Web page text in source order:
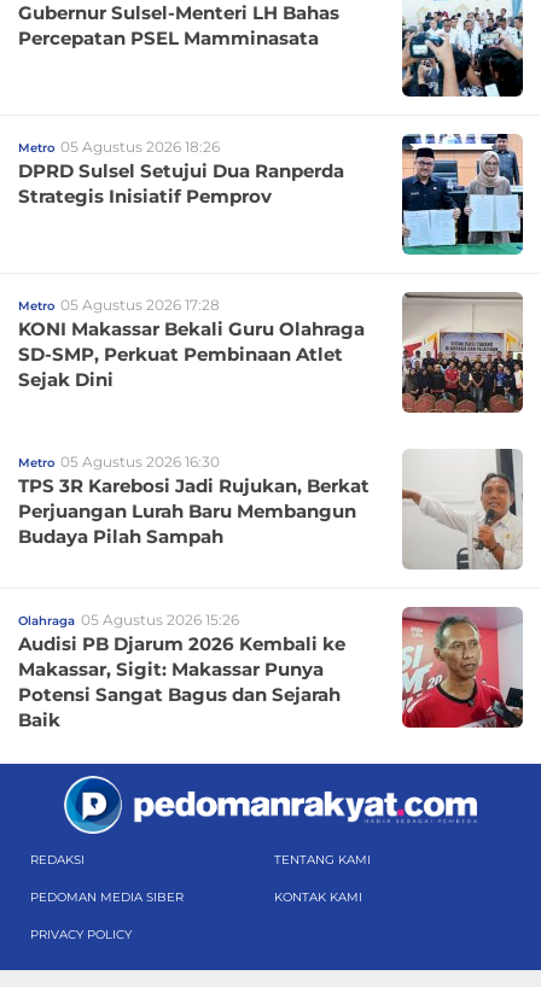
Gubernur Sulsel-Menteri LH Bahas
Percepatan PSEL Mamminasata
Metro 05 Agustus 2026 18:26
DPRD Sulsel Setujui Dua Ranperda
Strategis Inisiatif Pemprov
Metro 05 Agustus 2026 17:28
KONI Makassar Bekali Guru Olahraga
SD-SMP, Perkuat Pembinaan Atlet
Sejak Dini
Metro 05 Agustus 2026 16:30
TPS 3R Karebosi Jadi Rujukan, Berkat
Perjuangan Lurah Baru Membangun
Budaya Pilah Sampah
Olahraga 05 Agustus 2026 15:26
Audisi PB Djarum 2026 Kembali ke
Makassar, Sigit: Makassar Punya
Potensi Sangat Bagus dan Sejarah
Baik
REDAKSI TENTANG KAMI
PEDOMAN MEDIA SIBER KONTAK KAMI
PRIVACY POLICY